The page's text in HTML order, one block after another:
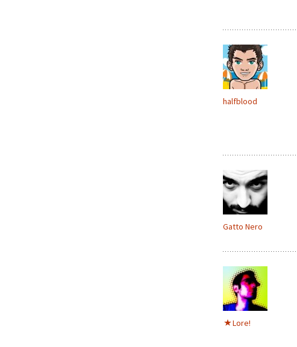
halfblood
Gatto Nero
Lore!